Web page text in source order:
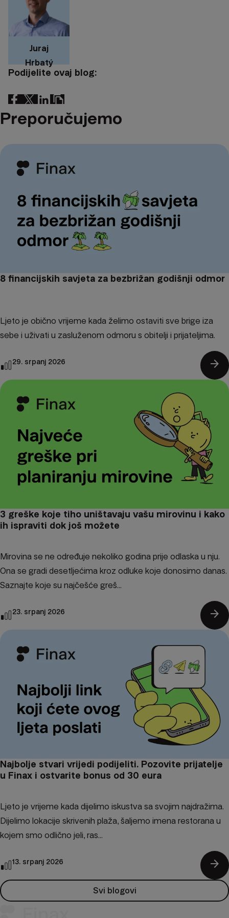
Juraj
Hrbatý
Podijelite ovaj blog:
Preporučujemo
8 financijskih savjeta za bezbrižan godišnji odmor
Ljeto je obično vrijeme kada želimo ostaviti sve brige iza
sebe i uživati u zasluženom odmoru s obitelji i prijateljima.
29. srpanj 2026 arrow_forward
3 greške koje tiho uništavaju vašu mirovinu i kako
ih ispraviti dok još možete
Mirovina se ne određuje nekoliko godina prije odlaska u nju.
Ona se gradi desetljećima kroz odluke koje donosimo danas.
Saznajte koje su najčešće greš...
23. srpanj 2026 arrow_forward
Najbolje stvari vrijedi podijeliti. Pozovite prijatelje
u Finax i ostvarite bonus od 30 eura
Ljeto je vrijeme kada dijelimo iskustva sa svojim najdražima.
Dijelimo lokacije skrivenih plaža, šaljemo imena restorana u
kojem smo odlično jeli, ras...
13. srpanj 2026 arrow_forward
Svi blogovi